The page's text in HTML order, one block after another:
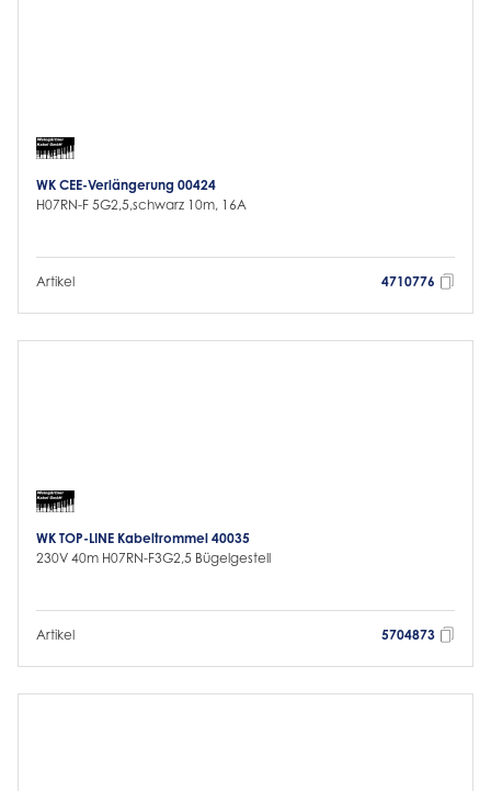
WK CEE-Verlängerung 00424
H07RN-F 5G2,5,schwarz 10m, 16A
Artikel 4710776
WK TOP-LINE Kabeltrommel 40035
230V 40m H07RN-F3G2,5 Bügelgestell
Artikel 5704873